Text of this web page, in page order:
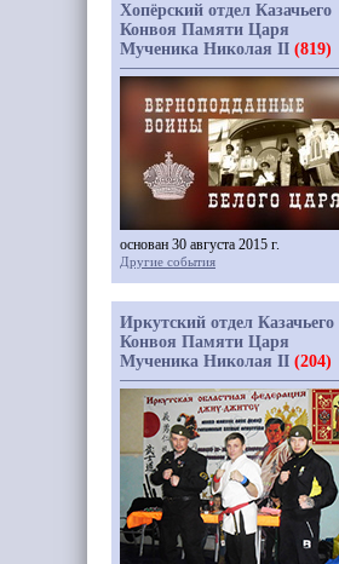
Хопёрский отдел Казачьего
Конвоя Памяти Царя
Мученика Николая II (819)
основан 30 августа 2015 г.
Другие события
Иркутский отдел Казачьего
Конвоя Памяти Царя
Мученика Николая II (204)